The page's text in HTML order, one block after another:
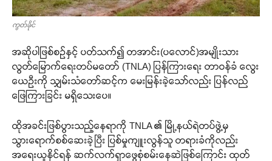
ကွတ်ခိုင်
အဆိုပါဖြစ်စဉ်နှင့် ပတ်သက်၍ တအာင်း(ပလောင်)အမျိုးသား
လွတ်မြောက်ရေးတပ်မတော် (TNLA) ပြန်ကြားရေး တာဝန်ခံ လွေး
ယေဦးကို သျှမ်းသံတော်ဆင့်က မေးမြန်းခဲ့သော်လည်း ပြန်လည်
ဖြေကြားခြင်း မရှိသေးပေ။
ထိုအခင်းဖြစ်ပွားသည့်နေရာကို TNLA ၏ မြို့နယ်ရဲတပ်ဖွဲ့မှ
သွားရောက်စစ်ဆေးခဲ့ပြီး ပြစ်မှုကျူးလွန်သူ တရားခံကိုလည်း
အရေးယူနိုင်ရန် ဆက်လက်ရှာဖွေစုံစမ်းနေဆဲဖြစ်ကြောင်း ထုတ်